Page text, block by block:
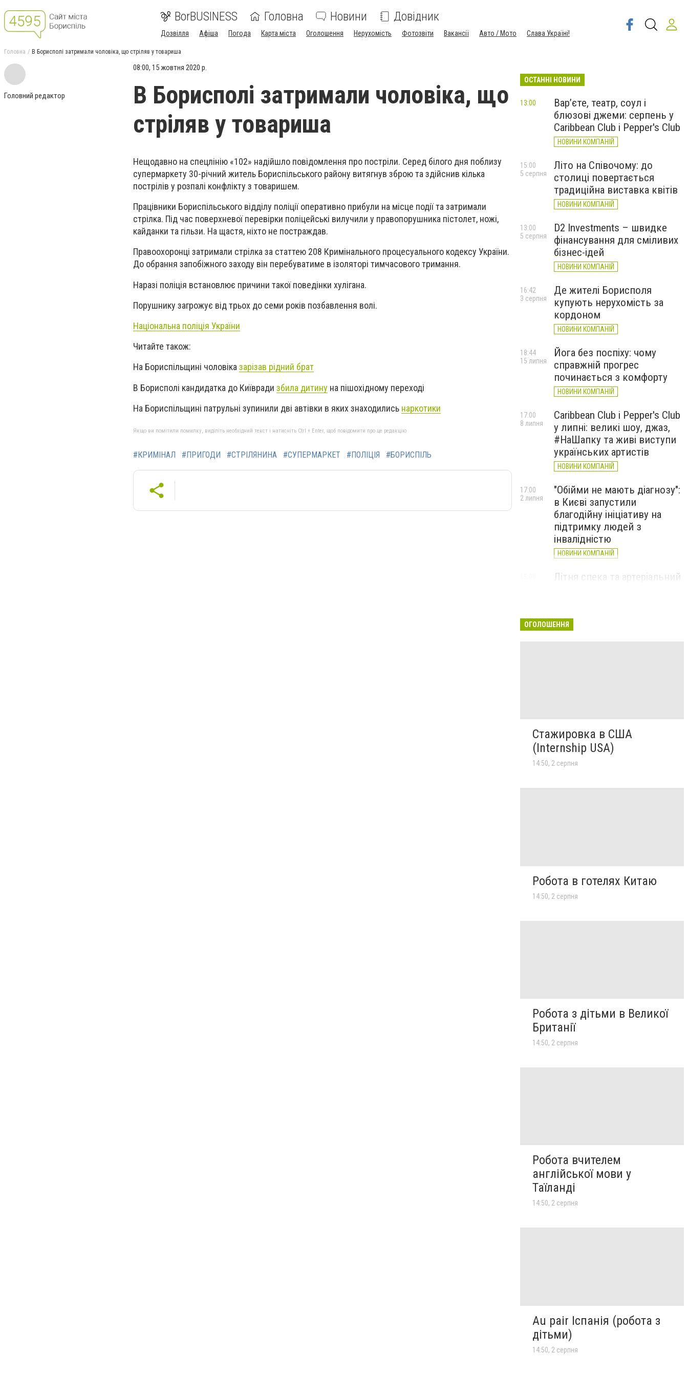
BorBUSINESS Головна Новини Довідник
Дозвілля Афіша Погода Карта міста Оголошення Нерухомість Фотозвіти Вакансії Авто / Мото Слава Україні!
Головна В Борисполі затримали чоловіка, що стріляв у товариша
Головний редактор
08:00, 15 жовтня 2020 р.
В Борисполі затримали чоловіка, що
стріляв у товариша
Нещодавно на спецлінію «102» надійшло повідомлення про постріли. Серед білого дня поблизу
супермаркету 30-річний житель Бориспільського району витягнув зброю та здійснив кілька
пострілів у розпалі конфлікту з товаришем.
Працівники Бориспільського відділу поліції оперативно прибули на місце події та затримали
стрілка. Під час поверхневої перевірки поліцейські вилучили у правопорушника пістолет, ножі,
кайданки та гільзи. На щастя, ніхто не постраждав.
Правоохоронці затримали стрілка за статтею 208 Кримінального процесуального кодексу України.
До обрання запобіжного заходу він перебуватиме в ізоляторі тимчасового тримання.
Наразі поліція встановлює причини такої поведінки хулігана.
Порушнику загрожує від трьох до семи років позбавлення волі.
Національна поліція України
Читайте також:
На Бориспільщині чоловіказарізав рідний брат
В Борисполі кандидатка до Київради збила дитину на пішохідному переході
На Бориспільщині патрульні зупинили дві автівки в яких знаходились наркотики
Якщо ви помітили помилку, виділіть необхідний текст і натисніть Ctrl + Enter, щоб повідомити про це редакцію
#КРИМІНАЛ #ПРИГОДИ #СТРІЛЯНИНА #СУПЕРМАРКЕТ #ПОЛІЦІЯ #БОРИСПІЛЬ
ОСТАННІ НОВИНИ
Вар’єте, театр, соул і
блюзові джеми: серпень у
Caribbean Club і Pepper's Club
НОВИНИ КОМПАНІЙ
13:00
Літо на Співочому: до
столиці повертається
традиційна виставка квітів
НОВИНИ КОМПАНІЙ
15:00
5 серпня
D2 Investments – швидке
фінансування для сміливих
бізнес-ідей
НОВИНИ КОМПАНІЙ
13:00
5 серпня
Де жителі Борисполя
купують нерухомість за
кордоном
НОВИНИ КОМПАНІЙ
16:42
3 серпня
Йога без поспіху: чому
справжній прогрес
починається з комфорту
НОВИНИ КОМПАНІЙ
18:44
15 липня
Caribbean Club і Pepper's Club
у липні: великі шоу, джаз,
#НаШапку та живі виступи
українських артистів
НОВИНИ КОМПАНІЙ
17:00
8 липня
"Обійми не мають діагнозу":
в Києві запустили
благодійну ініціативу на
підтримку людей з
інвалідністю
НОВИНИ КОМПАНІЙ
17:00
2 липня
Літня спека та артеріальний
ОГОЛОШЕННЯ
Стажировка в США
(Internship USA)
14:50, 2 серпня
Робота в готелях Китаю
14:50, 2 серпня
Робота з дітьми в Великої
Британії
14:50, 2 серпня
Робота вчителем
англійської мови у
Таїланді
14:50, 2 серпня
Au pair Іспанія (робота з
дітьми)
14:50, 2 серпня